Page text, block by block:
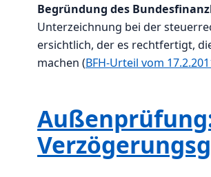
Begründung des
Unterzeichnung bei der
ersichtlich, der es rechtfertigt,
machen (BFH-Urteil vom